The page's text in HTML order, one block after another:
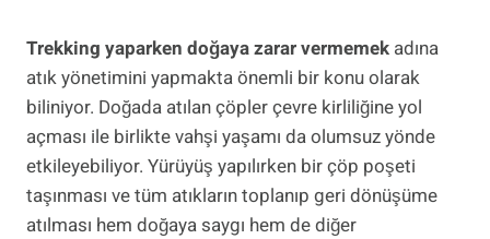
Trekking yaparken doğaya zarar vermemek adına
atık yönetimini yapmakta önemli bir konu olarak
biliniyor. Doğada atılan çöpler çevre kirliliğine yol
açması ile birlikte vahşi yaşamı da olumsuz yönde
etkileyebiliyor. Yürüyüş yapılırken bir çöp poşeti
taşınması ve tüm atıkların toplanıp geri dönüşüme
atılması hem doğaya saygı hem de diğer